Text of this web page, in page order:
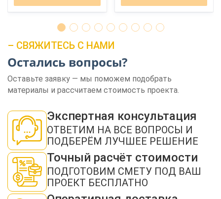
– СВЯЖИТЕСЬ С НАМИ
Остались вопросы?
Оставьте заявку — мы поможем подобрать
материалы и рассчитаем стоимость проекта.
Экспертная консультация
ОТВЕТИМ НА ВСЕ ВОПРОСЫ И
ПОДБЕРЁМ ЛУЧШЕЕ РЕШЕНИЕ
Точный расчёт стоимости
ПОДГОТОВИМ СМЕТУ ПОД ВАШ
ПРОЕКТ БЕСПЛАТНО
ЗАКАЗАТЬ ЗВОНОК